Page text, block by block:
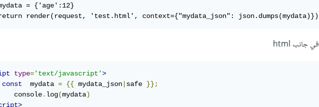
= {'age':12}
render(request, 'test.html', context={"mydata_json": json.dumps(mydata)})
في جانب html
type='text/javascript'>
const
  mydata
= {{ mydata_json safe }};
	console
. log(mydata)